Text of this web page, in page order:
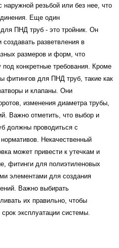
резьбой или без нее, что
Еще один
ПНД труб - это тройник. Он
разветвления в
размеров и форм, что
под конкретные требования. Кроме
фитингов для ПНД труб, такие как
и клапаны. Они
изменения диаметра трубы,
Важно отметить, что выбор и
должны проводиться с
Некачественный
может привести к утечкам и
фитинги для полиэтиленовых
элементами для создания
Важно выбирать
их правильно, чтобы
эксплуатации системы.